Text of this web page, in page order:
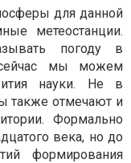
для данной
метеостанции.
погоду в
мы можем
науки. Не в
также отмечают и
Формально
века, но до
формирования